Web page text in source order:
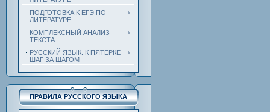
ПОДГОТОВКА К ЕГЭ ПО
ЛИТЕРАТУРЕ
КОМПЛЕКСНЫЙ АНАЛИЗ
ТЕКСТА
РУССКИЙ ЯЗЫК. К ПЯТЕРКЕ
ШАГ ЗА ШАГОМ
ПРАВИЛА РУССКОГО ЯЗЫКА